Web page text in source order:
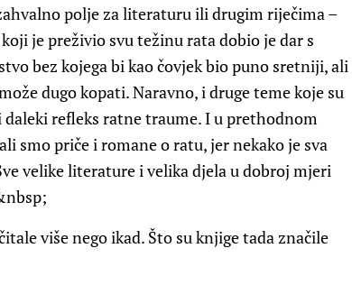
polje za literaturu ili drugim riječima –
je preživio svu težinu rata dobio je dar s
bez kojega bi kao čovjek bio puno sretniji, ali
dugo kopati. Naravno, i druge teme koje su
refleks ratne traume. I u prethodnom
smo priče i romane o ratu, jer nekako je sva
velike literature i velika djela u dobroj mjeri
više nego ikad. Što su knjige tada značile